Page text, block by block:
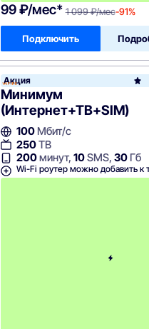
99 ₽/мес* 1 099 ₽/мес-91%
Подключить
WiFire
Акция
Минимум
(Интернет+ТВ+SIM)
100 Мбит/с
250ТВ
200минут,10SMS,30 Гб
Wi-Fi роутер можно добавить к